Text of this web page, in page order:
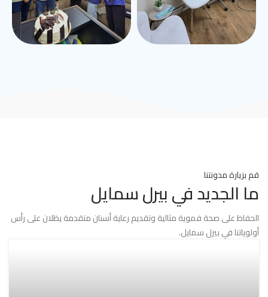
قم بزيارة مدونتنا
ما الجديد في بيرل سمايل
الحفاظ على صحة فموية مثالية وتقديم رعاية أسنان متقدمة يظلان على رأس
أولوياتنا في بيرل سمايل.